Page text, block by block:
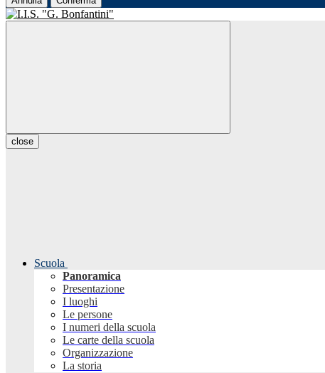
close
Scuola
Panoramica
Presentazione
I luoghi
Le persone
I numeri della scuola
Le carte della scuola
Organizzazione
La storia